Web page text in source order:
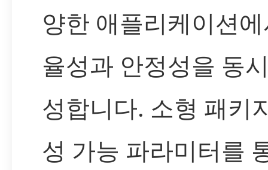
양한 애플리케이션
율성과 안정성을 동
성합니다. 소형 패키
성 가능 파라미터를